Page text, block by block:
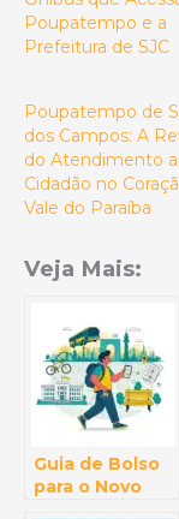
Poupatempo e a
Prefeitura de SJC
Poupatempo de
dos Campos: A
do Atendimento
Cidadão no
Vale do Paraíba
Veja Mais:
Guia de Bolso
para o Novo